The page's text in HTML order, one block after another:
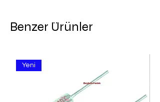
Benzer Ürünler
Yeni